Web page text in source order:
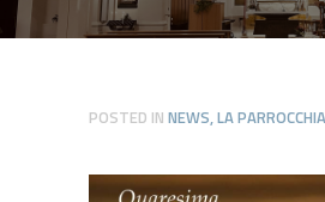
LE ATTIVITÀ
PIERABECH
CONTATTI
POSTED IN NEWS,LA PARROCCHIA